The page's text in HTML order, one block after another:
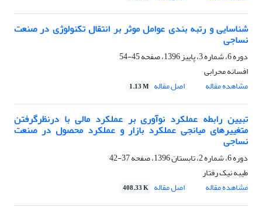
شناسایی و رتبه بندی عوامل موثر بر انتقال تکنولوژی در صنعت
نساجی
دوره 6، شماره 3، پاییز 1396، صفحه
45-54
افسانه محرابی
مشاهده مقاله
اصل مقاله 1.13 M
تبیین رابطه عملکرد نوآوری بر عملکرد مالی با درنظرگرفتن
متغییرهای میانجی عملکرد بازار و عملکرد محصول در صنعت
نساجی
دوره 6، شماره 2، تابستان 1396، صفحه
37-42
طیبه نیک رفتار
مشاهده مقاله
اصل مقاله 408.33 K